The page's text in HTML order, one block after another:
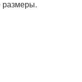
размеры.